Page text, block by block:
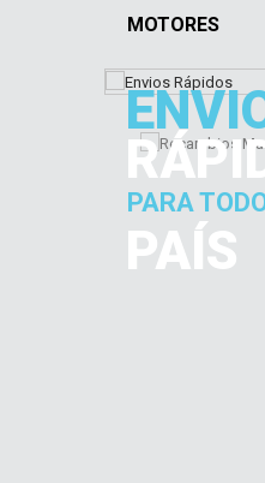
MOTORES
PARA
PAÍS